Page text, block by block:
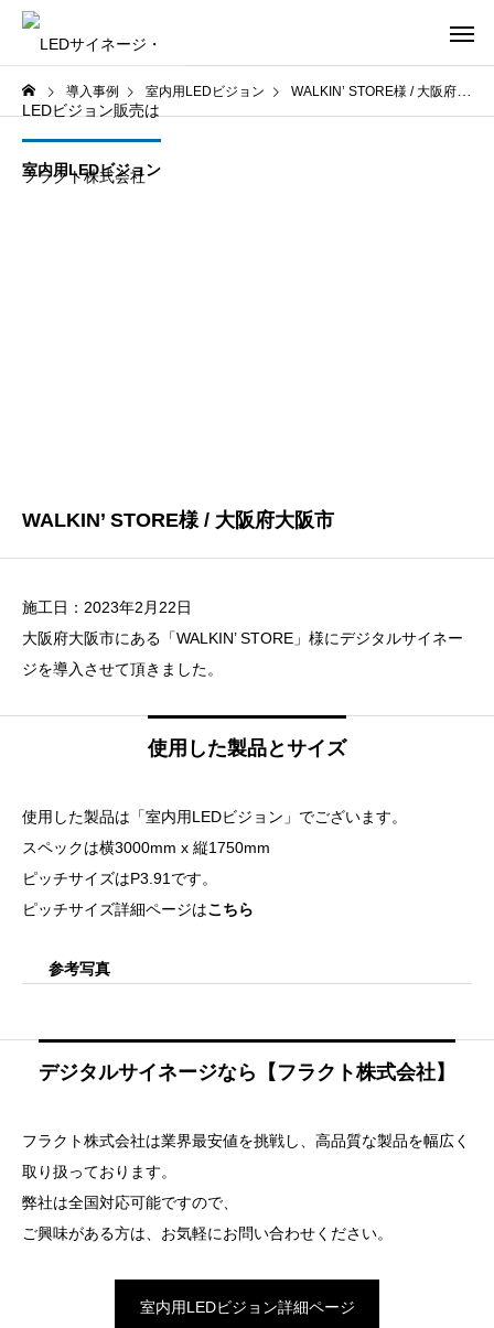
導入事例 室内用LEDビジョン WALKIN’ STORE様 / 大阪府大阪市
室内用LEDビジョン
WALKIN’ STORE様 / 大阪府大阪市
施工日：2023年2月22日
大阪府大阪市にある「WALKIN’ STORE」様にデジタルサイネー
ジを導入させて頂きました。
使用した製品とサイズ
使用した製品は「室内用LEDビジョン」でございます。
スペックは横3000mm x 縦1750mm
ピッチサイズはP3.91です。
ピッチサイズ詳細ページはこちら
参考写真
デジタルサイネージなら【フラクト株式会社】
フラクト株式会社は業界最安値を挑戦し、高品質な製品を幅広く
取り扱っております。
弊社は全国対応可能ですので、
ご興味がある方は、お気軽にお問い合わせください。
室内用LEDビジョン詳細ページ